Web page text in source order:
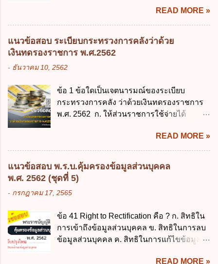
พัฒนารัฐบาลดิจิทัลโดยตำแหน่ง ม...
กฎหมายแพ่งและพาณิชย์ 2.4 บุคคลที่เด็ก
อยู่ด้วยเป็นประจำหรือที่เด็กอยู่รับใช้การงาน
3. ผู้ปกครองดังกล่าว มีหน้าที่ ส่งเด็กเข้าเรียน
ในสถานศึกษาในวันแรกของการเปิดเรียนภาค
การเปิดเรียนภาคต้น ถ้าสถานศึกษายังมิไ...
ข. พระราชกำหนด ค. พระราชกฤษฎีกา ง. กฎ
กระทรวง ข้อ 2 กฎหมายตามข้อ 1 กำหนด
หน่วยงานและกิจการใดที่ผู้ควบคุมข้อมูลส่วน
รัฐทุกแห่ง ข. กิจการด้านการศึกษา ค. กิจการ
ข้อ 3 โดยหลัก ทั่วไป พระราชบัญญัติคุ้มครอง
ข้อมูลส่วนบุคคล พ.ศ. 2562 ใช้บังคับตั้งแต่วัน
ใด ก. 26 พฤษภาคม 2562 ข. 27 พฤษภาคม
พฤษภาคม 2562 ข้อ 4 "บุคคลหรือนิติบุคคล
ซึ่งมีอำนาจหน้าที่ตัดสินใจเกี่ยวกับการเก็บ
รวบรวม ใช้ หรือเปิดเผยข้อมูลส่วนบุคคล" คือ
ความหมายตามข้อใด ก. ผู้ควบคุมข้อมูลส่วน
มีอำนาจแต่งตั้งพนักงานเจ้าหน้าที่ตามพระ
ราชบัญญัติคุ้มครองข้อมูลส่วนบุคคล พ.ศ.
2562 ก. นายกรัฐมนตรี ข. รัฐมนตรีว่าการ
กระทรวงดิจิทัลเพื่อเศร...
READ MORE »
แนวข้อสอบ ระเบียบกระทรวงการคลังว่าด้วย
เงินทดรองราชการ พ.ศ.2562
- ธันวาคม 10, 2562
ข้อ 1 ข้อใดเป็นเจตนารมณ์ของระเบียบ
กระทรวงการคลัง ว่าด้วยเงินทดรองราชการ
พ.ศ. 2562 ก. ให้ส่วนราชการใช้จ่ายได้
ส่วนราชการมีเงินทดรองราชการเพื่อรองจ่าย
ตามข้อผูกพันในการกู้เงินจากต่างประเทศ ค.
รองรับการปฏิบัติงานด้านการเงินการคลังตาม
นโยบาย New GFMIS Thai ง. สนับสนุนการให้
ความช่วยเหลือในกรณีจำเป็นเร่งด่วนที่ไม่
สามารถรอการเบิกเงินจากงบประมาณได้ ข้อ
ราชการ พ.ศ. 2562 ออกโดยอาศัยกฎหมาย
แม่บทใด ก. พระราชบัญญัติวิธีการงบ
ประมาณ พ.ศ. 2561 ข. พระราชบัญญัติวินัย
READ MORE »
แนวข้อสอบ พ.ร.บ.คุ้มครองข้อมูลส่วนบุคคล
พ.ศ. 2562 (ชุดที่ 5)
- กรกฎาคม 17, 2565
ข้อ 41 Right to Rectification คือ ? ก. สิทธิใน
การเข้าถึงข้อมูลส่วนบุคคล ข. สิทธิในการลบ
ข้อมูลส่วนบุคคล ค. สิทธิในการแก้ไขข้อมูล
READ MORE »